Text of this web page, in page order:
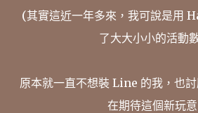
(其實這近一年多來，我可說是用
了大大小小的活動
原本就一直不想裝 Line 的我，也
在期待這個新玩意